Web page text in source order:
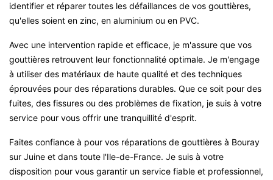
identifier et réparer toutes les défaillances de vos gouttières,
qu'elles soient en zinc, en aluminium ou en PVC.
Avec une intervention rapide et efficace, je m'assure que vos
gouttières retrouvent leur fonctionnalité optimale. Je m'engage
à utiliser des matériaux de haute qualité et des techniques
éprouvées pour des réparations durables. Que ce soit pour des
fuites, des fissures ou des problèmes de fixation, je suis à votre
service pour vous offrir une tranquillité d'esprit.
Faites confiance à pour vos réparations de gouttières à Bouray
sur Juine et dans toute l'Ile-de-France. Je suis à votre
disposition pour vous garantir un service fiable et professionnel,